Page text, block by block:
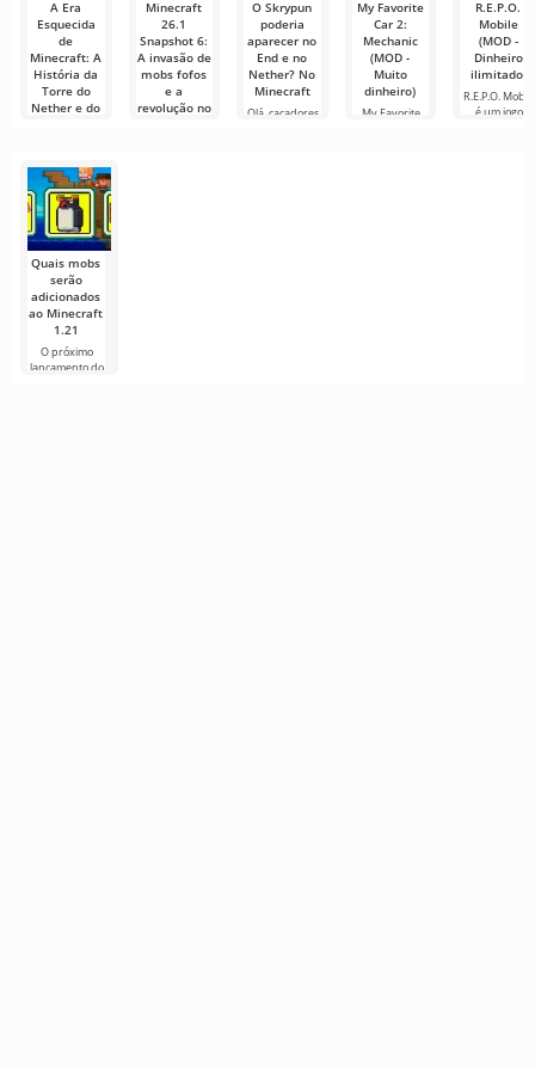
A Era
Esquecida
de
Minecraft: A
História da
Torre do
Nether e do
um jogo em
constante
evolução.
Minecraft
26.1
Snapshot 6:
A invasão de
mobs fofos
e a
revolução no
O Skrypun
poderia
aparecer no
End e no
Nether? No
Minecraft
Olá, caçadores
My Favorite
Car 2:
Mechanic
(MOD -
Muito
dinheiro)
My Favorite
R.E.P.O.
Mobile
(MOD -
Dinheiro
ilimitado)
R.E.P.O. Mobile
é um jogo
Quais mobs
serão
adicionados
ao Minecraft
1.21
O próximo
lançamento do